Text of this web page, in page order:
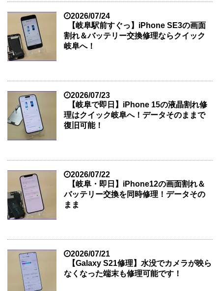
2026/07/24
【岐阜駅前すぐっ】iPhone SE3の画面
割れ＆バッテリー交換修理ならクイック
岐阜へ！
2026/07/23
【岐阜で即日】iPhone 15の液晶割れ修
理はクイック岐阜へ！データそのままで
復旧可能！
2026/07/22
【岐阜・即日】iPhone12の画面割れ＆
バッテリー交換を同時修理！データその
まま
2026/07/21
【Galaxy S21修理】水没でカメラが映ら
なくなった端末も修理可能です！